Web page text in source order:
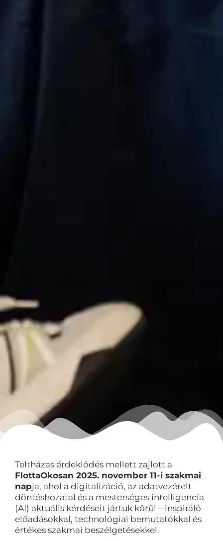
Teltházas érdeklődés mellett zajlott a
FlottaOkosan 2025. november 11-i szakmai
napja, ahol a digitalizáció, az adatvezérelt
döntéshozatal és a mesterséges intelligencia
(AI) aktuális kérdéseit jártuk körül – inspiráló
előadásokkal, technológiai bemutatókkal és
értékes szakmai beszélgetésekkel.